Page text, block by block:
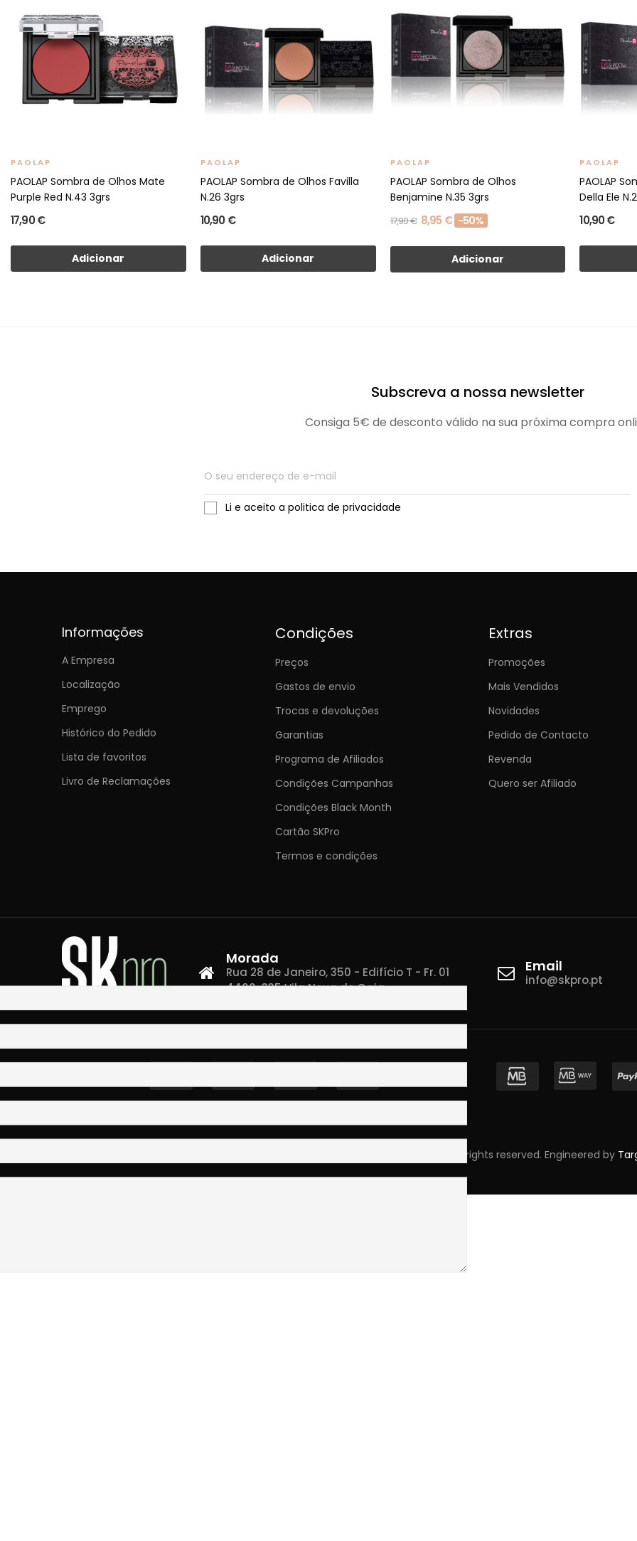
PAOLAP
PAOLAP Sombra de Olhos Mate
Purple Red N.43 3grs
17,90 €
Adicionar
PAOLAP
PAOLAP Sombra de Olhos Favilla
N.26 3grs
10,90 €
Adicionar
PAOLAP
PAOLAP Sombra de Olhos
Benjamine N.35 3grs
17,90 € 8,95 € -50%
Adicionar
PAOLAP
PAOLAP
Della Ele
10,90 €
Subscreva a nossa newsletter
Consiga 5€ de desconto válido na sua próxima compra
Li e aceito a politica de privacidade
Informações
A Empresa
Localização
Emprego
Histórico do Pedido
Lista de favoritos
Livro de Reclamações
Condições
Preços
Gastos de envio
Trocas e devoluções
Garantias
Programa de Afiliados
Condições Campanhas
Condições Black Month
Cartão SKPro
Termos e condições
Extras
Promoções
Mais Vendidos
Novidades
Pedido de Contacto
Revenda
Quero ser Afiliado
Morada
Rua 28 de Janeiro, 350 - Edifício T - Fr. 01
4400-335 Vila Nova de Gaia
Email
info@skpro.pt
Copyright © 2023 Skpro, Lda. All rights reserved. Engineered by